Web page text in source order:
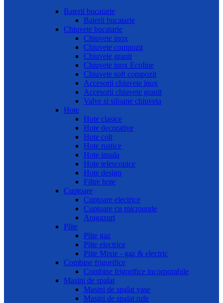
Baterii bucatarie
Baterii bucatarie
Chiuvete bucatarie
Chiuvete inox
Chiuvete compozit
Chiuvete granit
Chiuvete inox Ecoline
Chiuvete soft compozit
Accesorii chiuvete inox
Accesorii chiuvete granit
Valve si sifoane chiuveta
Hote
Hote clasice
Hote decorative
Hote colt
Hote rustice
Hote insula
Hote telescopice
Hote design
Filtre hote
Cuptoare
Cuptoare electrice
Cuptoare cu microunde
Aragazuri
Plite
Plite gaz
Plite electrice
Plite Mixte - gaz & electric
Combine frigorifice
Combine frigorifice incorporabile
Masini de spalat
Masini de spalat vase
Masini de spalat rufe